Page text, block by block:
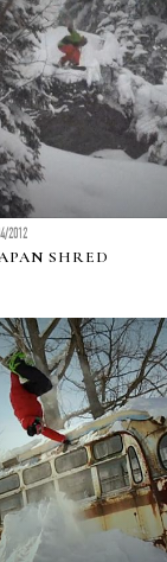
2012
SHRED